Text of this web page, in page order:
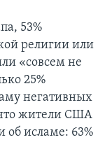
53%
религии или
«совсем не
25%
негативных
жители США
исламе: 63%